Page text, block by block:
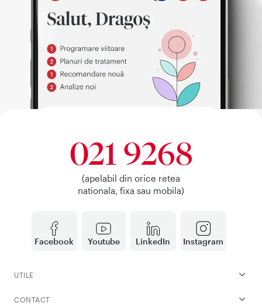
Facebook Youtube LinkedIn Instagram
021 9268
(apelabil din orice retea
nationala, fixa sau mobila)
UTILE
CONTACT